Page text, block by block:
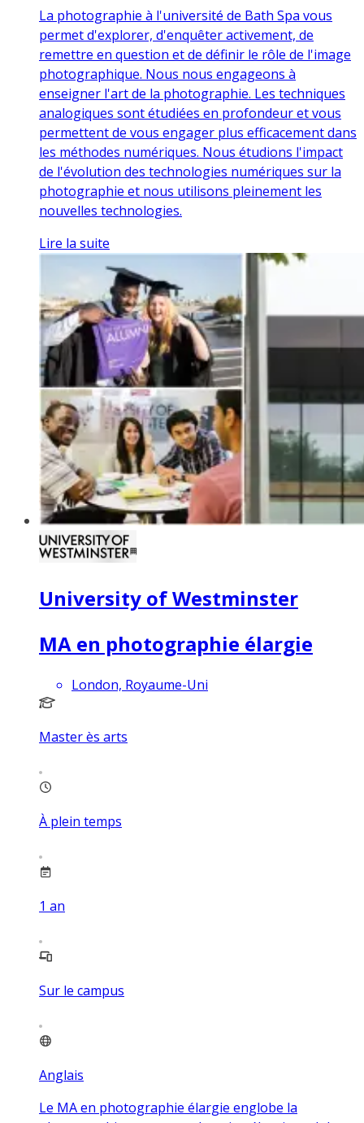
La photographie à l'université de Bath Spa vous
permet d'explorer, d'enquêter activement, de
remettre en question et de définir le rôle de l'image
photographique. Nous nous engageons à
enseigner l'art de la photographie. Les techniques
analogiques sont étudiées en profondeur et vous
permettent de vous engager plus efficacement dans
les méthodes numériques. Nous étudions l'impact
de l'évolution des technologies numériques sur la
photographie et nous utilisons pleinement les
nouvelles technologies.
Lire la suite
University of Westminster
MA en photographie élargie
London, Royaume-Uni
Master ès arts
À plein temps
1 an
Sur le campus
Anglais
Le MA en photographie élargie englobe la